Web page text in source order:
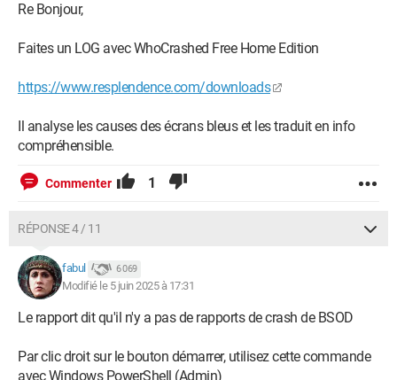
Re Bonjour,
Faites un LOG avec WhoCrashed Free Home Edition
https://www.resplendence.com/downloads
Il analyse les causes des écrans bleus et les traduit en info
compréhensible.
Commenter 1
RÉPONSE 4 / 11
fabul 6 069
Modifié le 5 juin 2025 à 17:31
Le rapport dit qu'il n'y a pas de rapports de crash de BSOD
Par clic droit sur le bouton démarrer, utilisez cette commande
avec Windows PowerShell (Admin)